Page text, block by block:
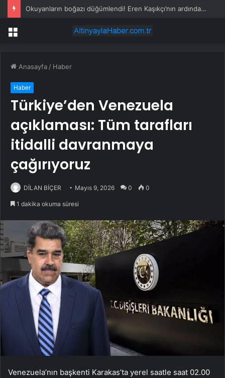
Okuyanların boğazı düğümlendi! Eren Kaşıkçı’nın ardından yapılan o yorum gündem oldu
Menü
Anasayfa / Haber
Haber
Türkiye’den Venezuela
açıklaması: Tüm tarafları
itidalli davranmaya
çağırıyoruz
DİLAN BİÇER Mayıs 9, 2026 0 0
1 dakika okuma süresi
Venezuela’nın başkenti Karakas’ta yerel saatle saat 02.00